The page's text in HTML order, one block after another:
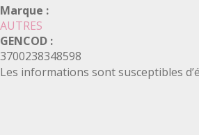
Marque :
AUTRES
GENCOD :
3700238348598
Les informations sont susceptibles